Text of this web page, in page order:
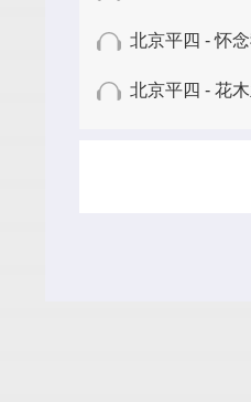
北京平四 - 怀
北京平四 - 花